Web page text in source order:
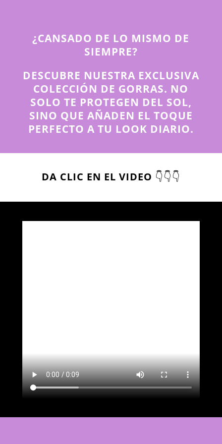
¿CANSADO DE LO MISMO DE
SIEMPRE?
DESCUBRE NUESTRA EXCLUSIVA
COLECCIÓN DE GORRAS. NO
SOLO TE PROTEGEN DEL SOL,
SINO QUE AÑADEN EL TOQUE
PERFECTO A TU LOOK DIARIO.
DA CLIC EN EL VIDEO 👇👇👇